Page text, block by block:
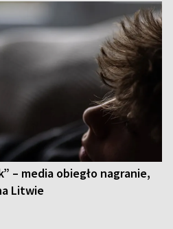
– media obiegło nagranie,
Litwie